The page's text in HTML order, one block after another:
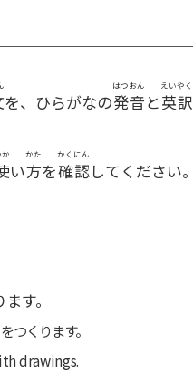
を、ひらがなの発音
はつおん
と英訳
えいやく
い方
かた
を確認
かくにん
してください。
す。
つくります。
drawings.